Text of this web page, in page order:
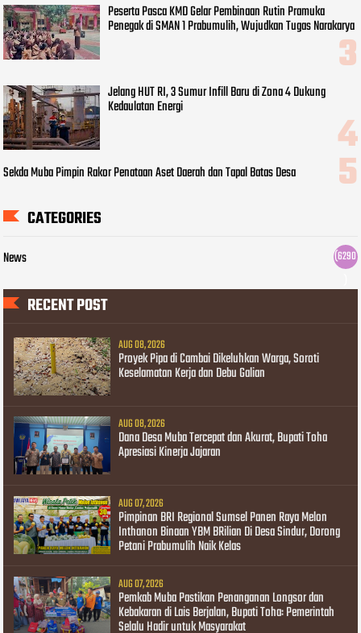
Peserta Pasca KMD Gelar Pembinaan Rutin Pramuka
Penegak di SMAN 1 Prabumulih, Wujudkan Tugas Narakarya
Jelang HUT RI, 3 Sumur Infill Baru di Zona 4 Dukung
Kedaulatan Energi
Sekda Muba Pimpin Rakor Penataan Aset Daerah dan Tapal Batas Desa
CATEGORIES
News
(6290
RECENT POST
AUG 08, 2026
Proyek Pipa di Cambai Dikeluhkan Warga, Soroti
Keselamatan Kerja dan Debu Galian
AUG 08, 2026
Dana Desa Muba Tercepat dan Akurat, Bupati Toha
Apresiasi Kinerja Jajaran
AUG 07, 2026
Pimpinan BRI Regional Sumsel Panen Raya Melon
Inthanon Binaan YBM BRilian Di Desa Sindur, Dorong
Petani Prabumulih Naik Kelas
AUG 07, 2026
Pemkab Muba Pastikan Penanganan Longsor dan
Kebakaran di Lais Berjalan, Bupati Toha: Pemerintah
Selalu Hadir untuk Masyarakat